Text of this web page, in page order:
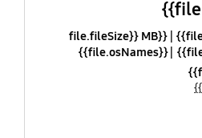
{{file.fileSize}} MB
{{file.osNames}}